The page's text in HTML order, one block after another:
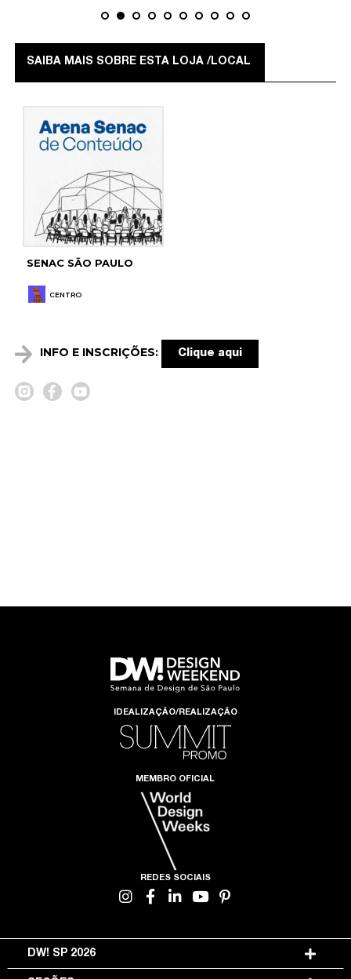
SAIBA MAIS SOBRE ESTA LOJA /LOCAL
SENAC SĀO PAULO
CENTRO
INFO E INSCRIÇÕES: Clique aqui
IDEALIZAÇÃO/REALIZAÇÃO
MEMBRO OFICIAL
REDES SOCIAIS
DW! SP 2026